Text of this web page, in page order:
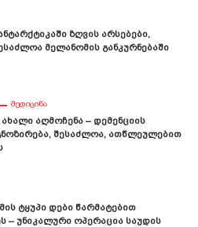
Ზღვის Არსებები,
Მელანომის Განკურნებაში
ᲛᲔᲓᲘᲪᲘᲜᲐ
Ახალი Აღმოჩენა – Დემენციის
Შესაძლოა, Ათწლეულებით
Ტყუპი Დები Წარმატებით
– Უნიკალური Ოპერაცია Საუდის